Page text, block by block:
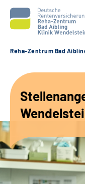
Unsere Angebote
Karriere
Sozialdienste &
Reha-Zentrum Bad